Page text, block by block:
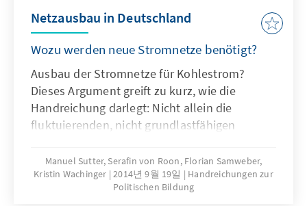
ersten vierzig Jahre der Geschichte der
Politischen Bildung in der Konrad-Adenauer-
Stiftung zu sichern und einem größeren Kreis
von Interessierten durch diese Publikation
zugänglich zu machen.
Netzausbau in Deutschland
Wozu werden neue Stromnetze benötigt?
Ausbau der Stromnetze für Kohlestrom?
Dieses Argument greift zu kurz, wie die
Handreichung darlegt: Nicht allein die
fluktuierenden, nicht grundlastfähigen
Liberalisierung und Europäisierung des
Strommarktes treiben den Netzausbau voran.
Darüber hinaus erwartet den Leser ein
Manuel Sutter, Serafin von Roon, Florian Samweber,
Kristin Wachinger 2014년 9월 19일
Handreichungen zur
Politischen Bildung